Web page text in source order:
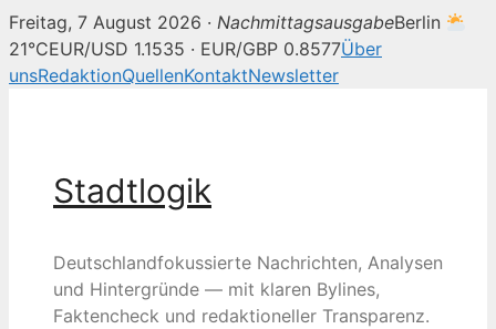
Freitag, 7 August 2026 · NachmittagsausgabeBerlin
21°CEUR/USD 1.1535 · EUR/GBP 0.8577Über
unsRedaktionQuellenKontaktNewsletter
Stadtlogik
Deutschlandfokussierte Nachrichten, Analysen
und Hintergründe — mit klaren Bylines,
Faktencheck und redaktioneller Transparenz.